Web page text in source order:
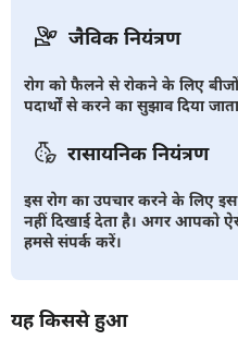
जैविक नियंत्रण
रोग को फैलने से रोकने के लिए
पदार्थों से करने का सुझाव दिया
रासायनिक नियंत्रण
इस रोग का उपचार करने के लिए
नहीं दिखाई देता है। अगर आपको
हमसे संपर्क करें।
यह किससे हुआ